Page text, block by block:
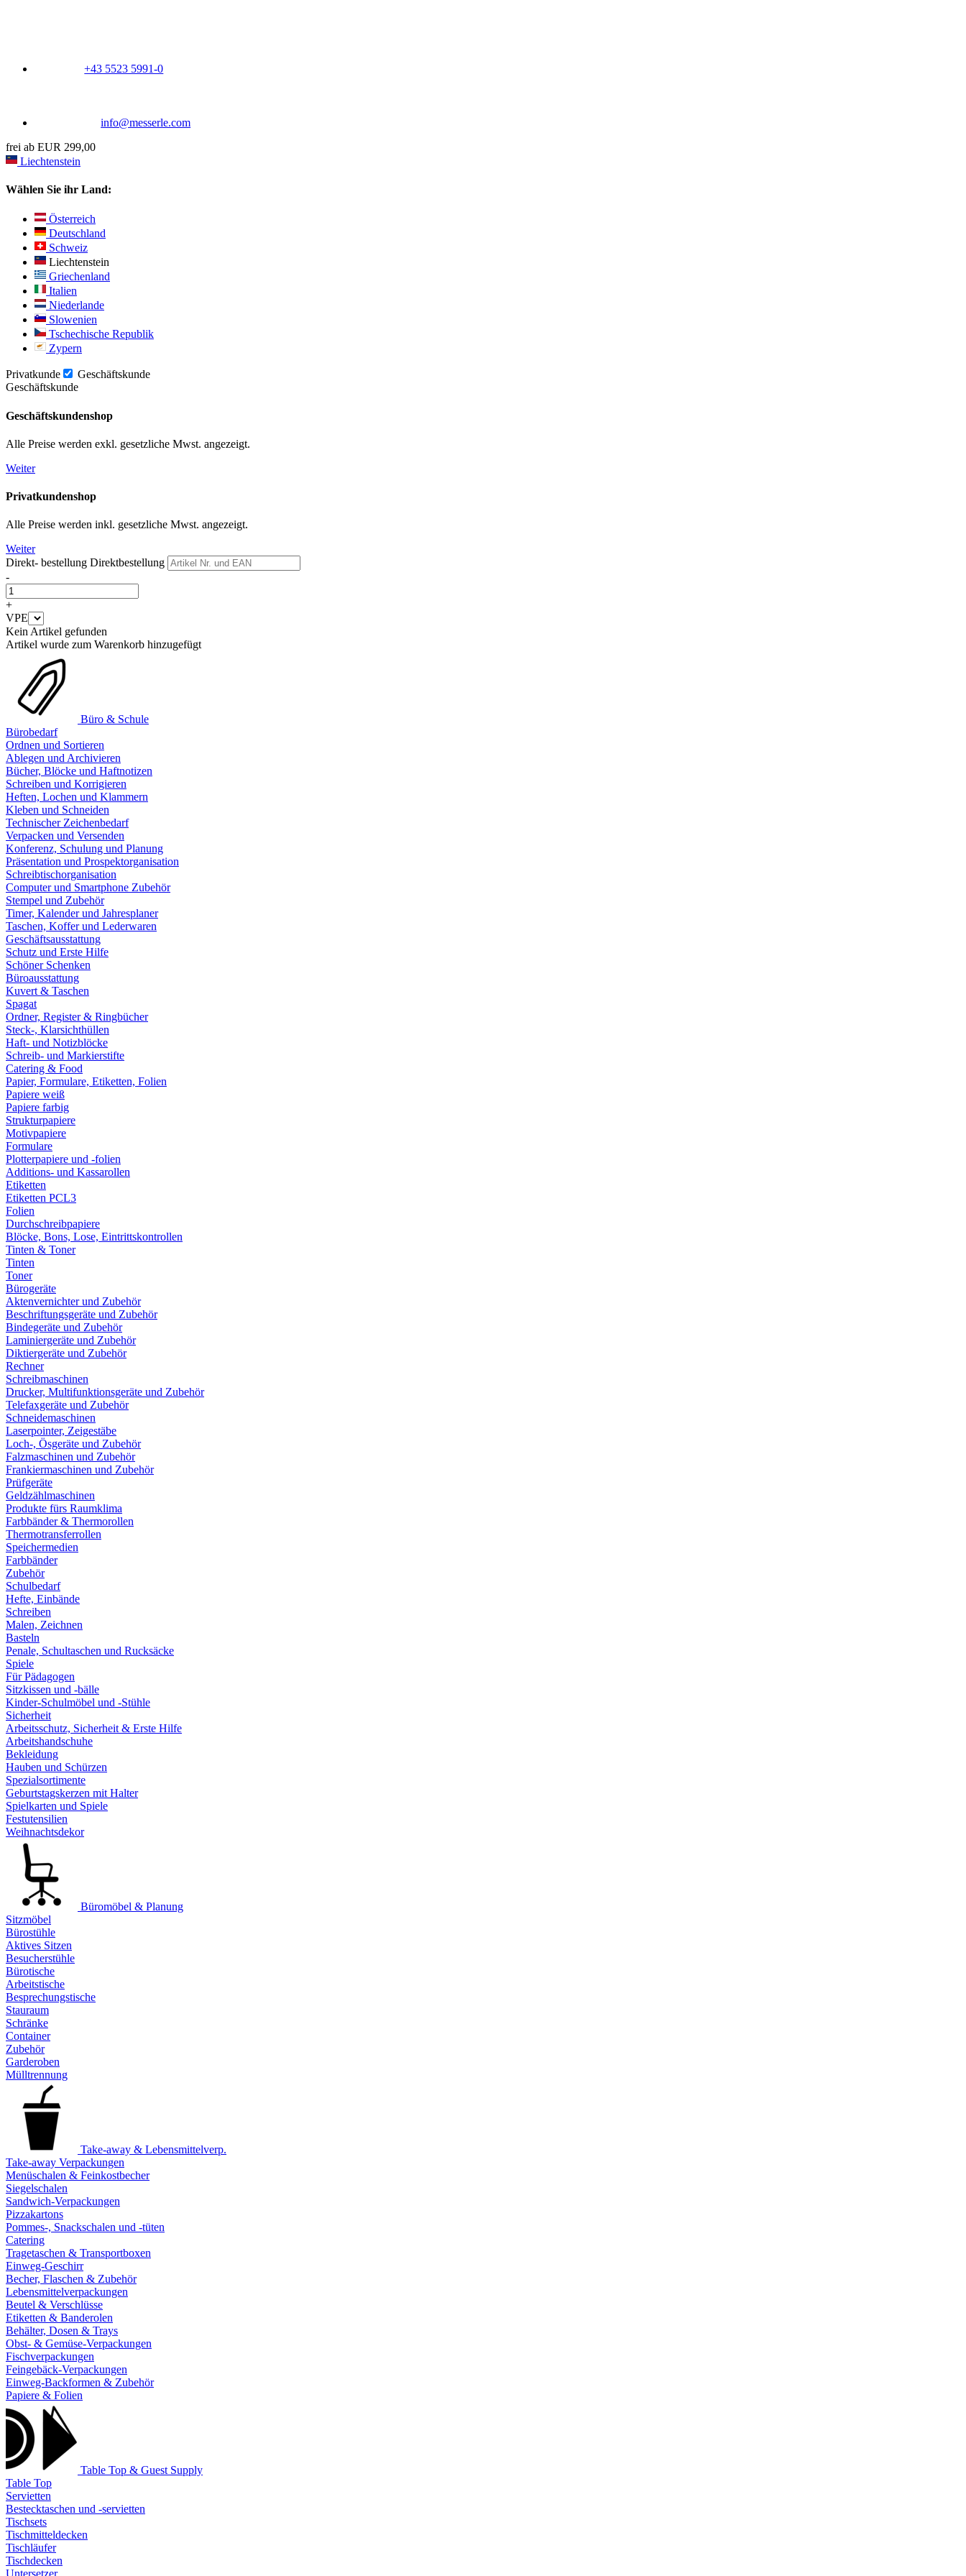
+43 5523 5991-0
info@messerle.com
frei ab EUR 299,00
Liechtenstein
Wählen Sie ihr Land:
Österreich
Deutschland
Schweiz
Liechtenstein
Griechenland
Italien
Niederlande
Slowenien
Tschechische Republik
Zypern
Privatkunde
Geschäftskunde
Geschäftskunde
Geschäftskundenshop
Alle Preise werden exkl. gesetzliche Mwst. angezeigt.
Weiter
Privatkundenshop
Alle Preise werden inkl. gesetzliche Mwst. angezeigt.
Weiter
Direkt- bestellung Direktbestellung
-
+
VPE
Kein Artikel gefunden
Artikel wurde zum Warenkorb hinzugefügt
Büro & Schule
Bürobedarf
Ordnen und Sortieren
Ablegen und Archivieren
Bücher, Blöcke und Haftnotizen
Schreiben und Korrigieren
Heften, Lochen und Klammern
Kleben und Schneiden
Technischer Zeichenbedarf
Verpacken und Versenden
Konferenz, Schulung und Planung
Präsentation und Prospektorganisation
Schreibtischorganisation
Computer und Smartphone Zubehör
Stempel und Zubehör
Timer, Kalender und Jahresplaner
Taschen, Koffer und Lederwaren
Geschäftsausstattung
Schutz und Erste Hilfe
Schöner Schenken
Büroausstattung
Kuvert & Taschen
Spagat
Ordner, Register & Ringbücher
Steck-, Klarsichthüllen
Haft- und Notizblöcke
Schreib- und Markierstifte
Catering & Food
Papier, Formulare, Etiketten, Folien
Papiere weiß
Papiere farbig
Strukturpapiere
Motivpapiere
Formulare
Plotterpapiere und -folien
Additions- und Kassarollen
Etiketten
Etiketten PCL3
Folien
Durchschreibpapiere
Blöcke, Bons, Lose, Eintrittskontrollen
Tinten & Toner
Tinten
Toner
Bürogeräte
Aktenvernichter und Zubehör
Beschriftungsgeräte und Zubehör
Bindegeräte und Zubehör
Laminiergeräte und Zubehör
Diktiergeräte und Zubehör
Rechner
Schreibmaschinen
Drucker, Multifunktionsgeräte und Zubehör
Telefaxgeräte und Zubehör
Schneidemaschinen
Laserpointer, Zeigestäbe
Loch-, Ösgeräte und Zubehör
Falzmaschinen und Zubehör
Frankiermaschinen und Zubehör
Prüfgeräte
Geldzählmaschinen
Produkte fürs Raumklima
Farbbänder & Thermorollen
Thermotransferrollen
Speichermedien
Farbbänder
Zubehör
Schulbedarf
Hefte, Einbände
Schreiben
Malen, Zeichnen
Basteln
Penale, Schultaschen und Rucksäcke
Spiele
Für Pädagogen
Sitzkissen und -bälle
Kinder-Schulmöbel und -Stühle
Sicherheit
Arbeitsschutz, Sicherheit & Erste Hilfe
Arbeitshandschuhe
Bekleidung
Hauben und Schürzen
Spezialsortimente
Geburtstagskerzen mit Halter
Spielkarten und Spiele
Festutensilien
Weihnachtsdekor
Büromöbel & Planung
Sitzmöbel
Bürostühle
Aktives Sitzen
Besucherstühle
Bürotische
Arbeitstische
Besprechungstische
Stauraum
Schränke
Container
Zubehör
Garderoben
Mülltrennung
Take-away & Lebensmittelverp.
Take-away Verpackungen
Menüschalen & Feinkostbecher
Siegelschalen
Sandwich-Verpackungen
Pizzakartons
Pommes-, Snackschalen und -tüten
Catering
Tragetaschen & Transportboxen
Einweg-Geschirr
Becher, Flaschen & Zubehör
Lebensmittelverpackungen
Beutel & Verschlüsse
Etiketten & Banderolen
Behälter, Dosen & Trays
Obst- & Gemüse-Verpackungen
Fischverpackungen
Feingebäck-Verpackungen
Einweg-Backformen & Zubehör
Papiere & Folien
Table Top & Guest Supply
Table Top
Servietten
Bestecktaschen und -servietten
Tischsets
Tischmitteldecken
Tischläufer
Tischdecken